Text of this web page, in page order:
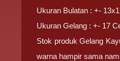
Ukuran Bulatan : +-
Ukuran Gelang : +- 17
Stok produk Gelang
warna hampir sama